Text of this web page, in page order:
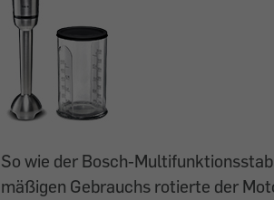
So wie der Bosch-
mäßigen Gebrauchs rotierte der